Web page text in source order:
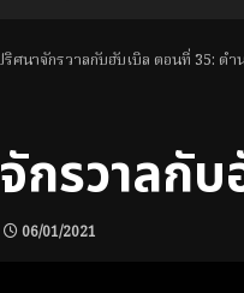
ริศนาจักรวาลกับฮับเบิล ตอนที่ 35: ตำ
กรวาลกั
06/01/2021